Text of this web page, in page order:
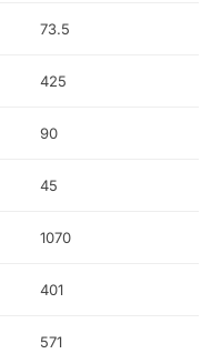
73.5
425
90
45
1070
401
571